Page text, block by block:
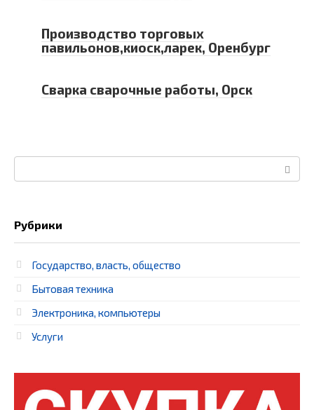
Производство торговых
павильонов,киоск,ларек, Оренбург
Сварка сварочные работы, Орск
Рубрики
Государство, власть, общество
Бытовая техника
Электроника, компьютеры
Услуги